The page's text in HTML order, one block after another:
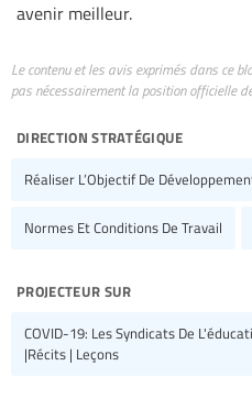
avenir meilleur.
Le contenu et les avis exprimés dans ce
pas nécessairement la position officielle
direction stratégique
Réaliser L’Objectif De
Normes Et Conditions De Travail
projecteur sur
COVID-19: Les Syndicats De
|Récits | Leçons